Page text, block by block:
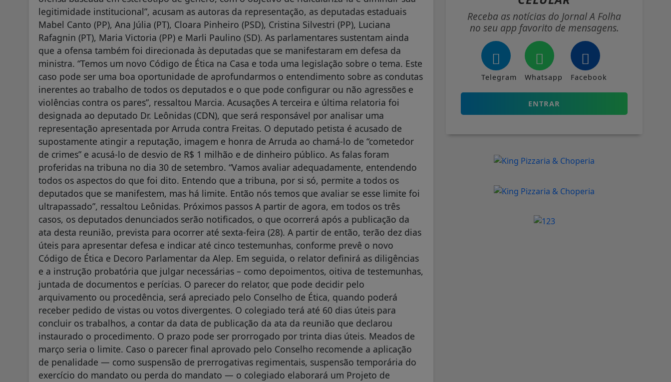
legitimidade institucional”, acusam as autoras da representação, as deputadas estaduais
Mabel Canto (PP), Ana Júlia (PT), Cloara Pinheiro (PSD), Cristina Silvestri (PP), Luciana
Rafagnin (PT), Maria Victoria (PP) e Marli Paulino (SD). As parlamentares sustentam ainda
que a ofensa também foi direcionada às deputadas que se manifestaram em defesa da
ministra. “Temos um novo Código de Ética na Casa e toda uma legislação sobre o tema. Este
caso pode ser uma boa oportunidade de aprofundarmos o entendimento sobre as condutas
inerentes ao trabalho de todos os deputados e o que pode configurar ou não agressões e
violências contra os pares”, ressaltou Marcia. Acusações A terceira e última relatoria foi
designada ao deputado Dr. Leônidas (CDN), que será responsável por analisar uma
representação apresentada por Arruda contra Freitas. O deputado petista é acusado de
supostamente atingir a reputação, imagem e honra de Arruda ao chamá-lo de “cometedor
de crimes” e acusá-lo de desvio de R$ 1 milhão e de dinheiro público. As falas foram
proferidas na tribuna no dia 30 de setembro. “Vamos avaliar adequadamente, entendendo
todos os aspectos do que foi dito. Entendo que a tribuna, por si só, permite a todos os
deputados que se manifestem, mas há limite. Então nós temos que avaliar se esse limite foi
ultrapassado”, ressaltou Leônidas. Próximos passos A partir de agora, em todos os três
casos, os deputados denunciados serão notificados, o que ocorrerá após a publicação da
ata desta reunião, prevista para ocorrer até sexta-feira (28). A partir de então, terão dez dias
úteis para apresentar defesa e indicar até cinco testemunhas, conforme prevê o novo
Código de Ética e Decoro Parlamentar da Alep. Em seguida, o relator definirá as diligências
e a instrução probatória que julgar necessárias – como depoimentos, oitiva de testemunhas,
juntada de documentos e perícias. O parecer do relator, que pode decidir pelo
arquivamento ou procedência, será apreciado pelo Conselho de Ética, quando poderá
receber pedido de vistas ou votos divergentes. O colegiado terá até 60 dias úteis para
concluir os trabalhos, a contar da data de publicação da ata da reunião que declarou
instaurado o procedimento. O prazo pode ser prorrogado por trinta dias úteis. Meados de
março seria o limite. Caso o parecer final aprovado pelo Conselho recomende a aplicação
de penalidade — como suspensão de prerrogativas regimentais, suspensão temporária do
exercício do mandato ou perda do mandato — o colegiado elaborará um Projeto de
Receba as notícias do Jornal A Folha
no seu app favorito de mensagens.
Telegram Whatsapp Facebook
ENTRAR